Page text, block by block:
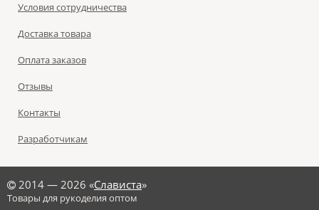
Условия сотрудничества
Доставка товара
Оплата заказов
Отзывы
Контакты
Разработчикам
©2014 — 2026 «Слависта»
Товары для рукоделия оптом